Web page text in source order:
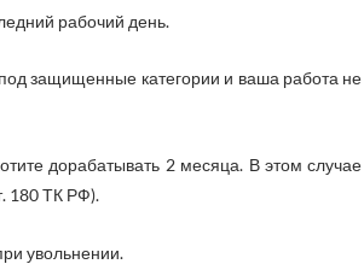
рабочий день.
защищенные категории и ваша работа не
дорабатывать 2 месяца. В этом случае
180 ТК РФ).
увольнении.